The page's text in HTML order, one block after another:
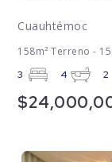
Cuauhtémoc
158m² Terreno -
3 4 2